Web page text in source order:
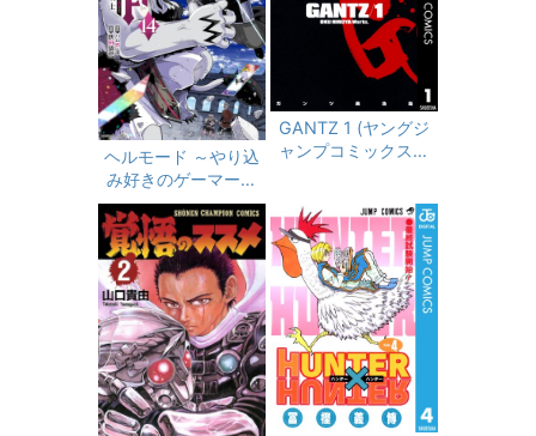
ヘルモード ～やり込
み好きのゲーマーは
廃設定の異世界で無
双する～ はじまりの
召喚士 14【電子書
店共通特典イラスト
付】 (アース・スター
コミックス)
GANTZ 1 (ヤングジ
ャンプコミックスDI